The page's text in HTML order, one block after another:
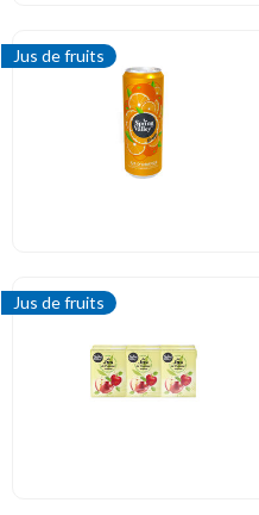
Jus de fruits
Jus de fruits